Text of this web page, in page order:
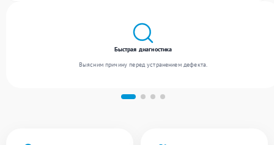
Быстрая диагностика
Выясним причину перед устранением дефекта.